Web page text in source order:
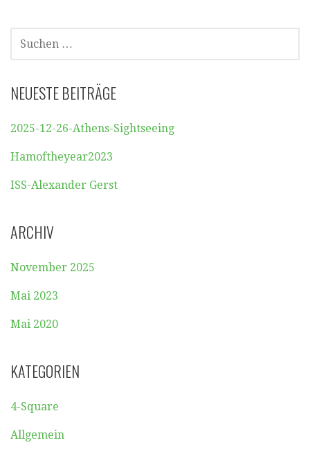
SUCHEN
NACH:
NEUESTE BEITRÄGE
2025-12-26-Athens-Sightseeing
Hamoftheyear2023
ISS-Alexander Gerst
ARCHIV
November 2025
Mai 2023
Mai 2020
KATEGORIEN
4-Square
Allgemein